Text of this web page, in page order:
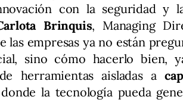
con la seguridad y
Brinquis, Managing
las empresas ya no están
sino cómo hacerlo bien,
herramientas aisladas a
donde la tecnología pueda